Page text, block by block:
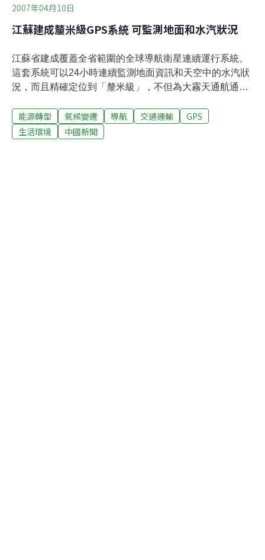
2007年04月10日
江蘇建成釐米級GPS系統 可監測地面和水汽狀況
江蘇省建成覆蓋全省範圍的全球導航衛星連續運行系統。
這套系統可以24小時連續監測地面資訊和天空中的水汽狀
況，而且精確定位到「釐米級」，不但為大霧天通航通車
前車載GPS定位系統精度在10米左右，無法滿足大霧天氣
渡江的導航需求和高速公路發生團霧時的導航需求。而這
能源轉型 氣候變遷 導航 交通運輸
GPS
生活環境
中國新聞